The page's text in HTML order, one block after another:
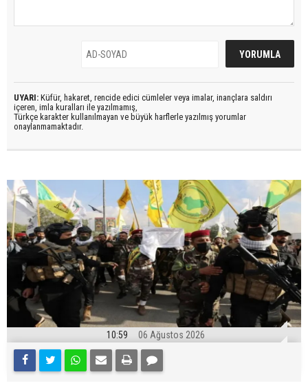
UYARI: Küfür, hakaret, rencide edici cümleler veya imalar, inançlara saldırı
içeren, imla kuralları ile yazılmamış,
Türkçe karakter kullanılmayan ve büyük harflerle yazılmış yorumlar
onaylanmamaktadır.
10:59 06 Ağustos 2026